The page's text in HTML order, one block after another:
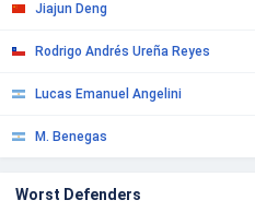
Jiajun Deng
Rodrigo Andrés Ureña Reyes
Lucas Emanuel Angelini
M. Benegas
Worst Defenders